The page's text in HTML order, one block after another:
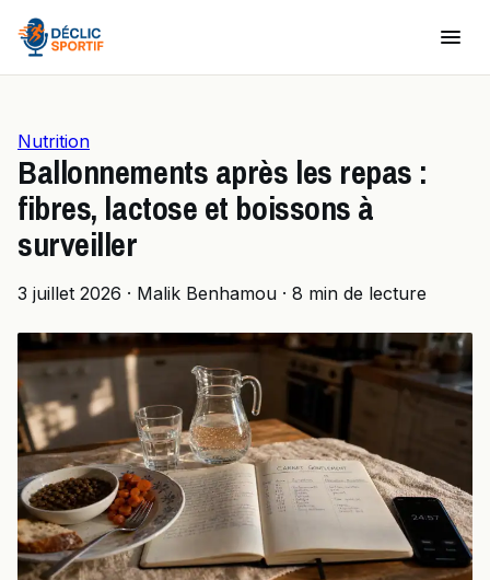
Nutrition
Ballonnements après les repas :
fibres, lactose et boissons à
surveiller
3 juillet 2026 · Malik Benhamou · 8 min de lecture